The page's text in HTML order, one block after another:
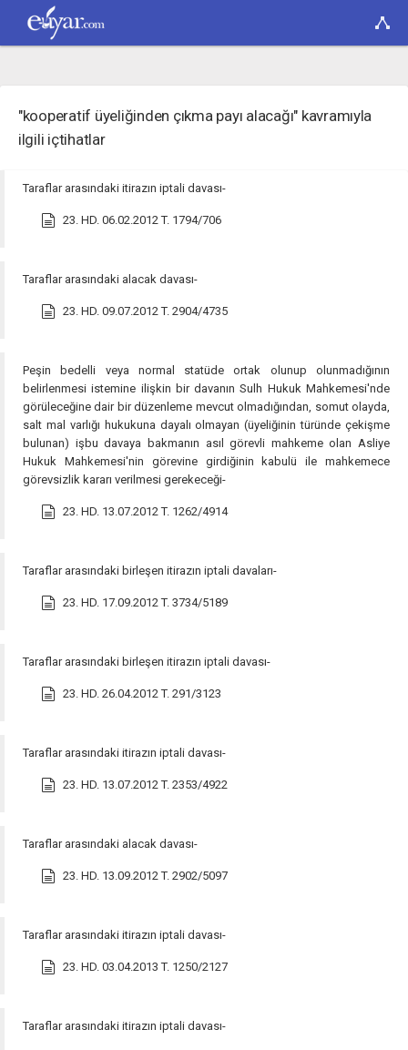
"kooperatif üyeliğinden çıkma payı alacağı" kavramıyla
ilgili içtihatlar
Taraflar arasındaki itirazın iptali davası-
23. HD. 06.02.2012 T. 1794/706
Taraflar arasındaki alacak davası-
23. HD. 09.07.2012 T. 2904/4735
Peşin bedelli veya normal statüde ortak olunup olunmadığının
belirlenmesi istemine ilişkin bir davanın Sulh Hukuk Mahkemesi'nde
görüleceğine dair bir düzenleme mevcut olmadığından, somut olayda,
salt mal varlığı hukukuna dayalı olmayan (üyeliğinin türünde çekişme
bulunan) işbu davaya bakmanın asıl görevli mahkeme olan Asliye
Hukuk Mahkemesi'nin görevine girdiğinin kabulü ile mahkemece
görevsizlik kararı verilmesi gerekeceği-
23. HD. 13.07.2012 T. 1262/4914
Taraflar arasındaki birleşen itirazın iptali davaları-
23. HD. 17.09.2012 T. 3734/5189
Taraflar arasındaki birleşen itirazın iptali davası-
23. HD. 26.04.2012 T. 291/3123
Taraflar arasındaki itirazın iptali davası-
23. HD. 13.07.2012 T. 2353/4922
Taraflar arasındaki alacak davası-
23. HD. 13.09.2012 T. 2902/5097
Taraflar arasındaki itirazın iptali davası-
23. HD. 03.04.2013 T. 1250/2127
Taraflar arasındaki itirazın iptali davası-